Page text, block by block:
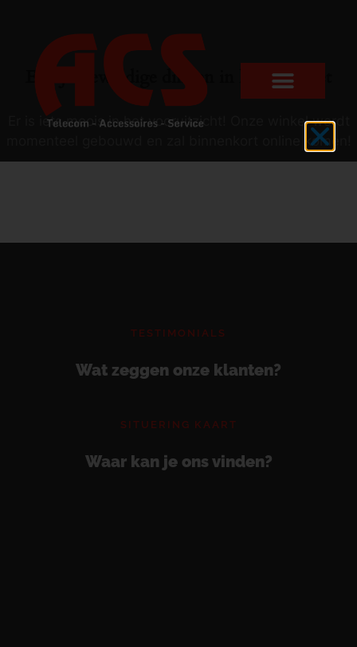
Er zijn geweldige dingen in het verschiet
Er is iets moois in het vooruitzicht! Onze winkel wordt
momenteel gebouwd en zal binnenkort online komen!
TESTIMONIALS
Wat zeggen onze klanten?
SITUERING KAART
Waar kan je ons vinden?